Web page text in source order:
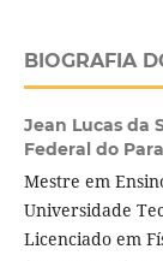
BIOGRAFIA
Jean Lucas da
Federal do
Mestre em
Universidade
Licenciado em